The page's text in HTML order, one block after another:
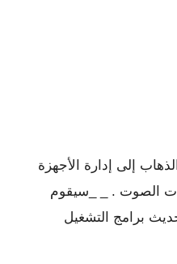
إلى إدارة الأجهزة
الصوت . _ _سيقوم
برامج التشغيل